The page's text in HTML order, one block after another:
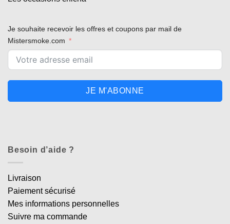
Je souhaite recevoir les offres et coupons par mail de
Mistersmoke.com
JE M'ABONNE
Besoin d’aide ?
Livraison
Paiement sécurisé
Mes informations personnelles
Suivre ma commande